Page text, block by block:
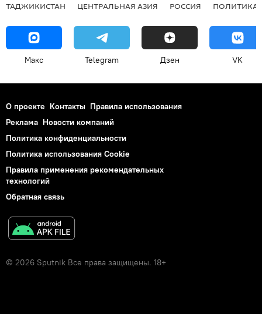
ТАДЖИКИСТАН ЦЕНТРАЛЬНАЯ АЗИЯ РОССИЯ ПОЛИТИКА
Макс Telegram Дзен VK
О проекте Контакты Правила использования
Реклама Новости компаний
Политика конфиденциальности
Политика использования Cookie
Правила применения рекомендательных
технологий
Обратная связь
© 2026 Sputnik Все права защищены. 18+